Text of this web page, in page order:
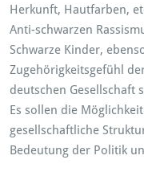
Herkunft, Hautfarben,
Anti-schwarzen
Schwarze Kinder,
Zugehörigkeitsgefühl
deutschen Gesellschaft
Es sollen die
gesellschaftliche
Bedeutung der Politik